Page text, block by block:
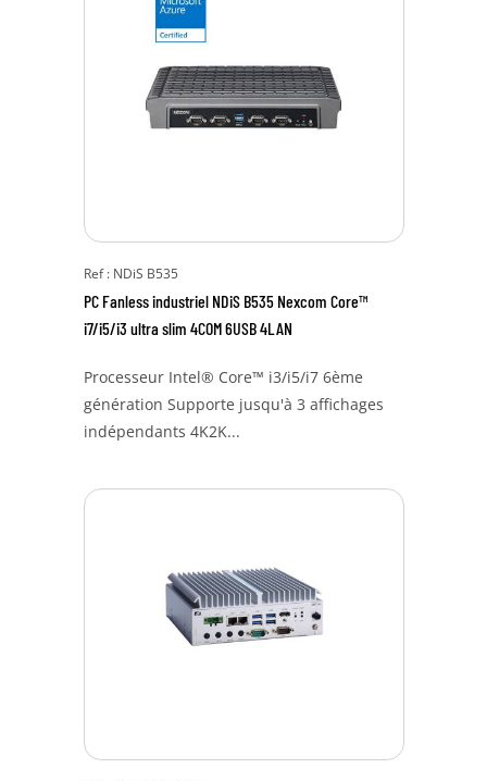
Ref : NDiS B535
PC Fanless industriel NDiS B535 Nexcom Core™
i7/i5/i3 ultra slim 4COM 6USB 4LAN
Processeur Intel® Core™ i3/i5/i7 6ème
génération Supporte jusqu'à 3 affichages
indépendants 4K2K...